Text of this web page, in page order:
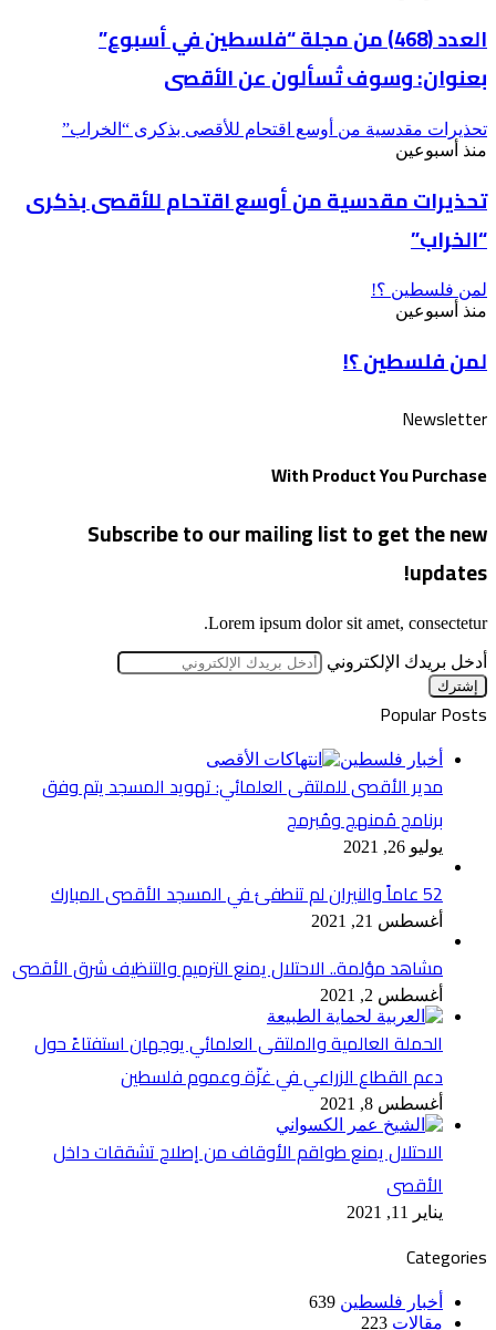
العدد (468) من مجلة “فلسطين في أسبوع”
بعنوان: وسوف تُسألون عن الأقصى
تحذيرات مقدسية من أوسع اقتحام للأقصى بذكرى “الخراب”
منذ أسبوعين
تحذيرات مقدسية من أوسع اقتحام للأقصى بذكرى
“الخراب”
لمن فلسطين ؟!
منذ أسبوعين
لمن فلسطين ؟!
Newsletter
With Product You Purchase
Subscribe to our mailing list to get the new
updates!
Lorem ipsum dolor sit amet, consectetur.
أدخل بريدك الإلكتروني
Popular Posts
أخبار فلسطين
مدير الأقصى للملتقى العلمائي: تهويد المسجد يتم وفق
برنامج مُمنهج ومُبرمج
يوليو 26, 2021
52 عاماً والنيران لم تنطفئ في المسجد الأقصى المبارك
أغسطس 21, 2021
مشاهد مؤلمة.. الاحتلال يمنع الترميم والتنظيف شرق الأقصى
أغسطس 2, 2021
الحملة العالمية والملتقى العلمائي يوجهان استفتاءً حول
دعم القطاع الزراعي في غزّة وعموم فلسطين
أغسطس 8, 2021
الاحتلال يمنع طواقم الأوقاف من إصلاح تشققات داخل
الأقصى
يناير 11, 2021
Categories
أخبار فلسطين 639
مقالات 223